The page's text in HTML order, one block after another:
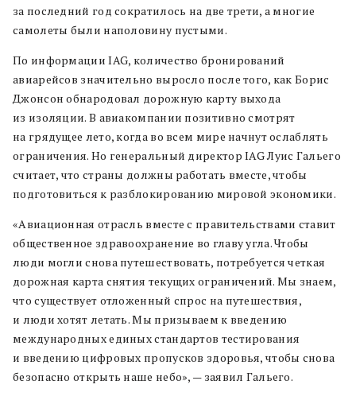
за последний год сократилось на две трети, а многие
самолеты были наполовину пустыми.
По информации IAG, количество бронирований
авиарейсов значительно выросло после того, как Борис
Джонсон обнародовал дорожную карту выхода
из изоляции. В авиакомпании позитивно смотрят
на грядущее лето, когда во всем мире начнут ослаблять
ограничения. Но генеральный директор IAG Луис Гальего
считает, что страны должны работать вместе, чтобы
подготовиться к разблокированию мировой экономики.
«Авиационная отрасль вместе с правительствами ставит
общественное здравоохранение во главу угла. Чтобы
люди могли снова путешествовать, потребуется четкая
дорожная карта снятия текущих ограничений. Мы знаем,
что существует отложенный спрос на путешествия,
и люди хотят летать. Мы призываем к введению
международных единых стандартов тестирования
и введению цифровых пропусков здоровья, чтобы снова
безопасно открыть наше небо», — заявил Гальего.